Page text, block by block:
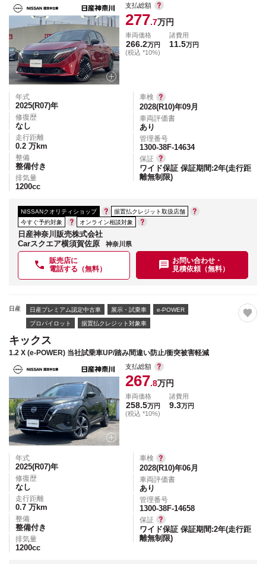
支払総額
277.7万円
車両価格
266.2万円
(税込 *10%)
諸費用
11.5万円
年式
2025(R07)年
修復歴
なし
走行距離
0.2 万km
整備
整備付き
排気量
1200cc
車検
2028(R10)年09月
車両評価書
あり
管理番号
1300-38F-14634
保証
ワイド保証 保証期間:2年(走行距
離無制限)
NISSANクオリティショップ
据置払クレジット取扱店舗
今すぐ予約対象
オンライン相談対象
日産神奈川販売株式会社
Carスクエア横須賀佐原
神奈川県
販売店に
電話する（無料）
お問い合わせ・
見積依頼（無料）
日産 日産プレミアム認定中古車 展示・試乗車 e-POWER
プロパイロット 据置払クレジット対象車
キックス
1.2 X (e-POWER) 当社試乗車UP/踏み間違い防止/衝突被害軽減
支払総額
267.8万円
車両価格
258.5万円
(税込 *10%)
諸費用
9.3万円
年式
2025(R07)年
修復歴
なし
走行距離
0.7 万km
整備
整備付き
排気量
1200cc
車検
2028(R10)年06月
車両評価書
あり
管理番号
1300-38F-14658
保証
ワイド保証 保証期間:2年(走行距
離無制限)